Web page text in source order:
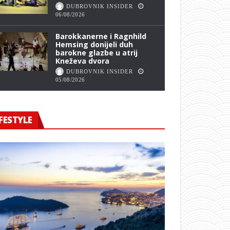
DUBROVNIK INSIDER
06/08/2026
Barokkanerne i Ragnhild
Hemsing donijeli duh
barokne glazbe u atrij
Kneževa dvora
DUBROVNIK INSIDER
05/08/2026